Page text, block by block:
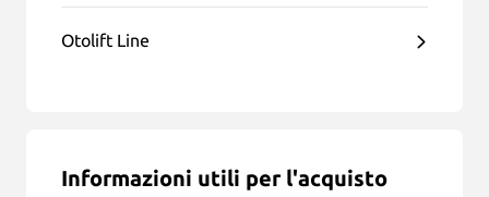
Otolift Line
Informazioni utili per l'acquisto